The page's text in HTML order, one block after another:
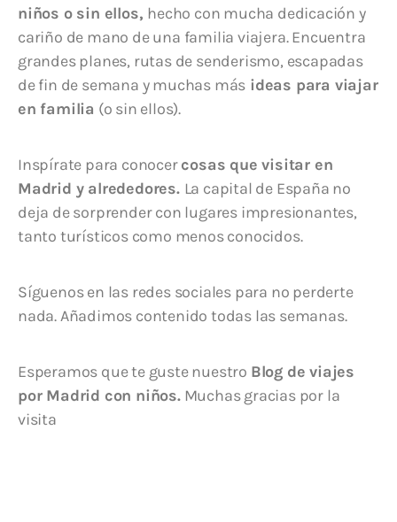
niños o sin ellos, hecho con mucha dedicación y
cariño de mano de una familia viajera. Encuentra
grandes planes, rutas de senderismo, escapadas
de fin de semana y muchas más ideas para viajar
en familia (o sin ellos).
Inspírate para conocercosas que visitar en
Madrid y alrededores. La capital de España no
deja de sorprender con lugares impresionantes,
tanto turísticos como menos conocidos.
Síguenos en las redes sociales para no perderte
nada. Añadimos contenido todas las semanas.
Esperamos que te guste nuestro Blog de viajes
por Madrid con niños.Muchas gracias por la
visita